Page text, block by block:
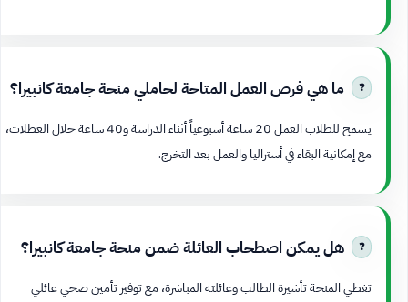
ما هي فرص العمل المتاحة لحاملي منحة جامعة كانبيرا؟
يسمح للطلاب العمل 20 ساعة أسبوعياً أثناء الدراسة و40 ساعة خلال العطلات،
مع إمكانية البقاء في أستراليا والعمل بعد التخرج.
هل يمكن اصطحاب العائلة ضمن منحة جامعة كانبيرا؟
تغطي المنحة تأشيرة الطالب وعائلته المباشرة، مع توفير تأمين صحي عائلي